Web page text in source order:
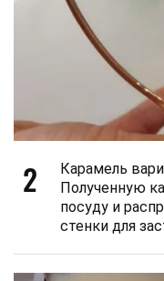
2
Карамель
Полученную
посуду и
стенки для